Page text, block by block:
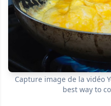
Capture image de la vidéo
best way to